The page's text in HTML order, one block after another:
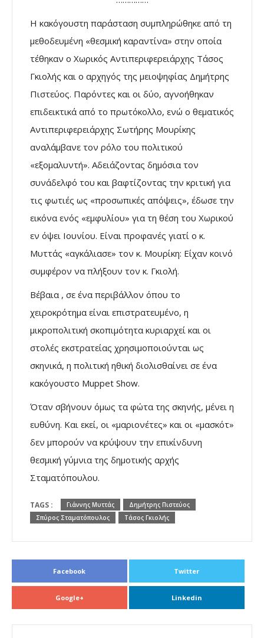
Η κακόγουστη παράσταση συμπληρώθηκε από τη
μεθοδευμένη «θεσμική καραντίνα» στην οποία
τέθηκαν ο Χωρικός Αντιπεριφερειάρχης Τάσος
Γκιολής και ο αρχηγός της μειοψηφίας Δημήτρης
Πιστεύος. Παρόντες και οι δύο, αγνοήθηκαν
επιδεικτικά από το πρωτόκολλο, ενώ ο θεματικός
Αντιπεριφερειάρχης Σωτήρης Μουρίκης
αναλάμβανε τον ρόλο του πολιτικού
«εξομαλυντή». Αδειάζοντας δημόσια τον
συνάδελφό του και βαφτίζοντας την κριτική για
τις φωτιές ως «προσωπικές απόψεις», έδωσε την
εικόνα ενός «εμφυλίου» για τη θέση του Χωρικού
εν όψει Ιουνίου. Είναι προφανές γιατί ο κ.
Μυττάς «αγκάλιασε» τον κ. Μουρίκη: Είχαν κοινό
συμφέρον να πλήξουν τον κ. Γκιολή.
Βέβαια , σε ένα περιβάλλον όπου το
χειροκρότημα είναι επιστρατευμένο, η
μικροπολιτική σκοπιμότητα κυριαρχεί και οι
στολές εκστρατείας χρησιμοποιούνται ως
σκηνικά, η πολιτική ηθική διολισθαίνει σε ένα
κακόγουστο Muppet Show.
Όταν σβήνουν όμως τα φώτα της σκηνής, μένει η
ευθύνη. Και εκεί, οι «μαριονέτες» και οι «μασκότ»
δεν μπορούν να κρύψουν την επικίνδυνη
θεσμική γύμνια της δημοτικής αρχής
Σταματόπουλου.
TAGS : Γιάννης Μυττάς
Δημήτρης Πιστεύος
Σπύρος Σταματόπουλος
Τάσος Γκιολής
Facebook Twitter
Google+ Linkedin